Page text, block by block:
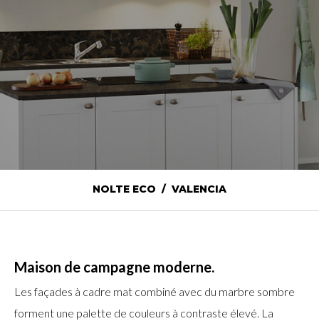
NOLTE ECO / VALENCIA
Maison de campagne moderne.
Les façades à cadre mat combiné avec du marbre sombre
forment une palette de couleurs à contraste élevé. La